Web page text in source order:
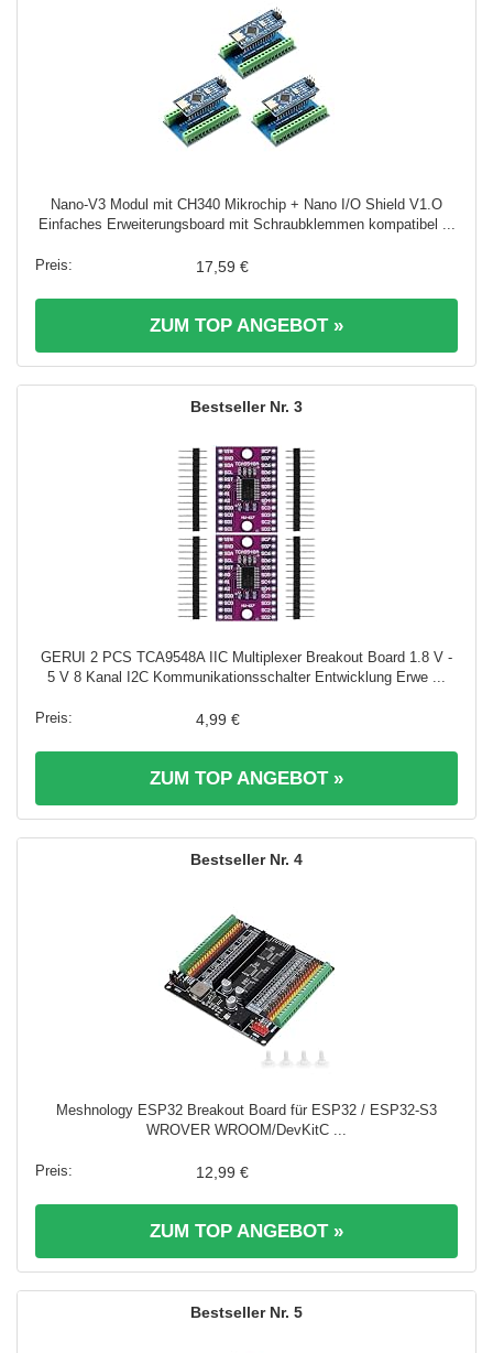
Nano-V3 Modul mit CH340 Mikrochip + Nano I/O Shield V1.O
Einfaches Erweiterungsboard mit Schraubklemmen kompatibel ...
17,59 €
ZUM TOP ANGEBOT »
3
GERUI 2 PCS TCA9548A IIC Multiplexer Breakout Board 1.8 V -
5 V 8 Kanal I2C Kommunikationsschalter Entwicklung Erwe ...
4,99 €
ZUM TOP ANGEBOT »
4
Meshnology ESP32 Breakout Board für ESP32 / ESP32-S3
WROVER WROOM/DevKitC ...
12,99 €
ZUM TOP ANGEBOT »
5